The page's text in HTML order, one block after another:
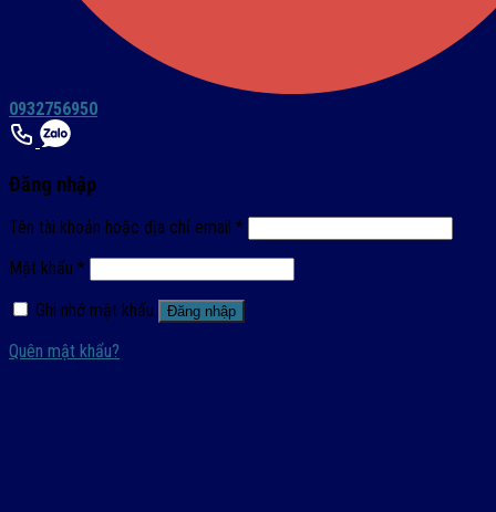
0932756950
Đăng nhập
Tên tài khoản hoặc địa chỉ email *
Mật khẩu *
Ghi nhớ mật khẩu
Đăng nhập
Quên mật khẩu?